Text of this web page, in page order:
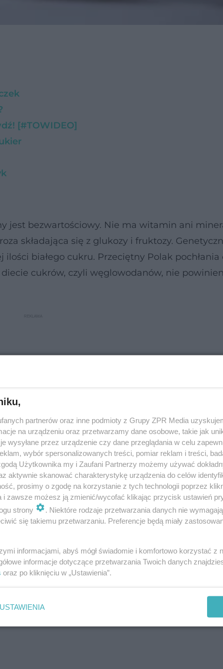
[#TOWIDEO]
jest bezwartościowy. Nie ma witamin ani
składająca się z glukozy i fruktozy.
białego cukru. Przeciętny Polak pochłania
diecie cukrów, czyli węglowodanów, nie
w większości należały do grupy
stabilizujepoziom glukozywe krwi i na
to, że maksymalnie możemy zjeść 50 g
powiedzieć, że przekroczenie tej normy mu nie
sacharozy, znajduje się prawie wszędzie.
nie tylko cukru używanego do słodzenia
partnerów oraz inne podmioty z Grupy ZPR Media
na urządzeniu oraz przetwarzamy dane osobowe, takie jak
wysyłane przez urządzenie czy dane przeglądania w celu
wybór spersonalizowanych treści, pomiar reklam i treści,
Użytkownika my i Zaufani Partnerzy możemy używać
aktywnie skanować charakterystykę urządzenia do celów
prosimy o zgodę na korzystanie z tych technologii poprzez
i zawsze możesz ją zmienić/wycofać klikając przycisk ustawień
strony
. Niektóre rodzaje przetwarzania danych nie
się takiemu przetwarzaniu. Preferencje będą miały
informacjami, abyś mógł świadomie i komfortowo korzystać z
informacje dotyczące przetwarzania Twoich danych
oraz po kliknięciu w „Ustawienia”.
USTAWIENIA